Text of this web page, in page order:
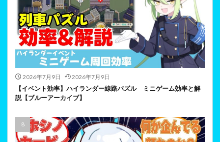
2026年7月9日 2026年7月9日
【イベント効率】ハイランダー線路パズル ミニゲーム効率と解
説【ブルーアーカイブ】